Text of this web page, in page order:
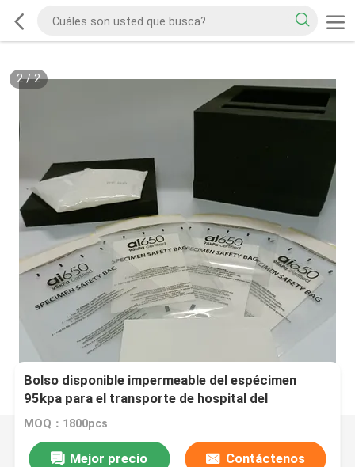
2/2
Bolso disponible impermeable del espécimen
95kpa para el transporte de hospital del
laboratorio
MOQ：1800pcs
Mejor precio Contáctenos